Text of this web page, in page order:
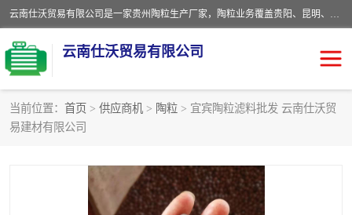
云南仕沃贸易有限公司是一家贵州陶粒生产厂家，陶粒业务覆盖贵阳、昆明、四川、云南、重庆等区域。批发贵阳陶粒、昆明陶粒、四川陶粒、云南陶粒、重庆陶粒，服务热线：*。仕沃贸易建材致力于建筑产业化、绿色建筑体系、产品和系统应用解决方案的企业。研发生产、销售和推广绿色建筑体系、建筑产业化体系的各种环保建筑产品。
云南仕沃贸易有限公司
当前位置： 首页 > 供应商机 > 陶粒 > 宜宾陶粒滤料批发 云南仕沃贸
易建材有限公司
陶粒
园林绿化陶粒 生物陶粒